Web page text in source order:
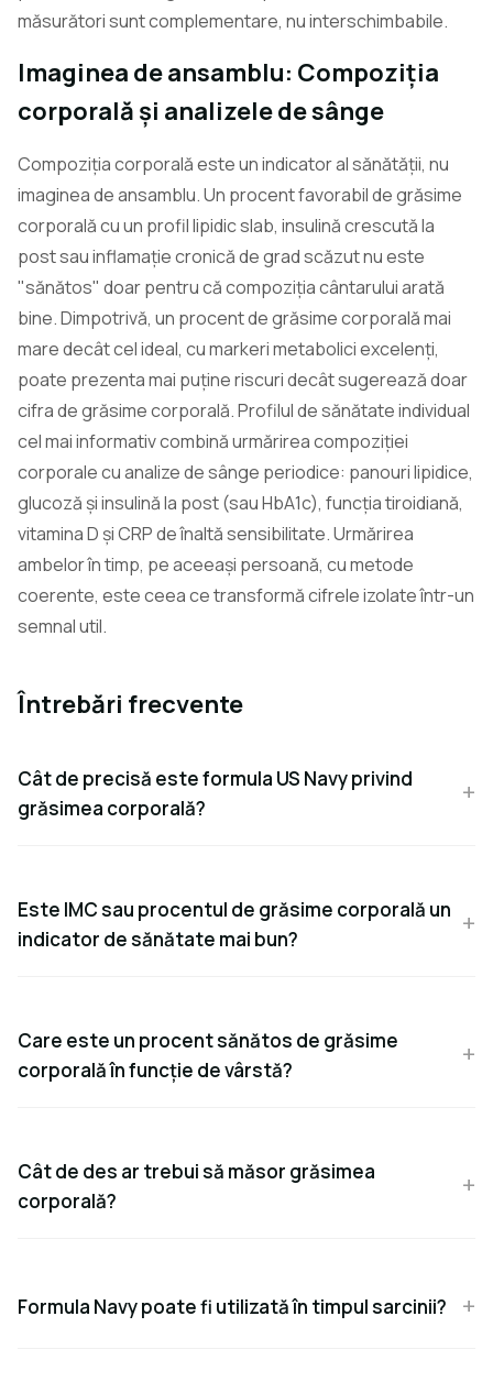
măsurători sunt complementare, nu interschimbabile.
Imaginea de ansamblu: Compoziția
corporală și analizele de sânge
Compoziția corporală este un indicator al sănătății, nu
imaginea de ansamblu. Un procent favorabil de grăsime
corporală cu un profil lipidic slab, insulină crescută la
post sau inflamație cronică de grad scăzut nu este
"sănătos" doar pentru că compoziția cântarului arată
bine. Dimpotrivă, un procent de grăsime corporală mai
mare decât cel ideal, cu markeri metabolici excelenți,
poate prezenta mai puține riscuri decât sugerează doar
cifra de grăsime corporală. Profilul de sănătate individual
cel mai informativ combină urmărirea compoziției
corporale cu analize de sânge periodice: panouri lipidice,
glucoză și insulină la post (sau HbA1c), funcția tiroidiană,
vitamina D și CRP de înaltă sensibilitate. Urmărirea
ambelor în timp, pe aceeași persoană, cu metode
coerente, este ceea ce transformă cifrele izolate într-un
semnal util.
Întrebări frecvente
Cât de precisă este formula US Navy privind
grăsimea corporală?
Este IMC sau procentul de grăsime corporală un
indicator de sănătate mai bun?
Care este un procent sănătos de grăsime
corporală în funcție de vârstă?
Cât de des ar trebui să măsor grăsimea
corporală?
Formula Navy poate fi utilizată în timpul sarcinii?